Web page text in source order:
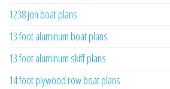
1238 jon boat plans
13 foot aluminum boat plans
13 foot aluminum skiff plans
14 foot plywood row boat plans